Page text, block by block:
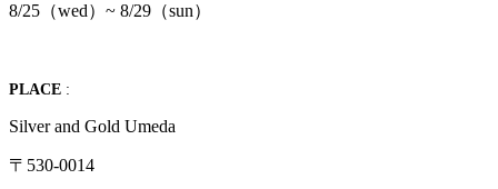
8/25（wed）~ 8/29（sun）
PLACE :
Silver and Gold Umeda
〒530-0014